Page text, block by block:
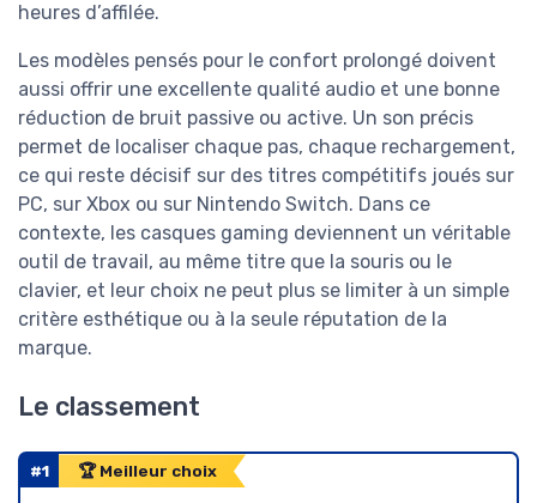
heures d’affilée.
Les modèles pensés pour le confort prolongé doivent
aussi offrir une excellente qualité audio et une bonne
réduction de bruit passive ou active. Un son précis
permet de localiser chaque pas, chaque rechargement,
ce qui reste décisif sur des titres compétitifs joués sur
PC, sur Xbox ou sur Nintendo Switch. Dans ce
contexte, les casques gaming deviennent un véritable
outil de travail, au même titre que la souris ou le
clavier, et leur choix ne peut plus se limiter à un simple
critère esthétique ou à la seule réputation de la
marque.
Le classement
#1 🏆 Meilleur choix